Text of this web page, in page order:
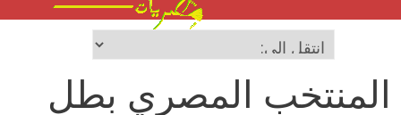
المنتخب المصري بطل